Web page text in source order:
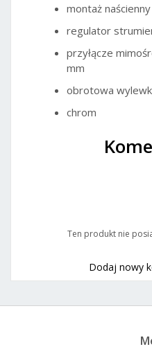
montaż naścienny
regulator
przyłącze
mm
obrotowa
chrom
Ten produkt nie
Dodaj nowy